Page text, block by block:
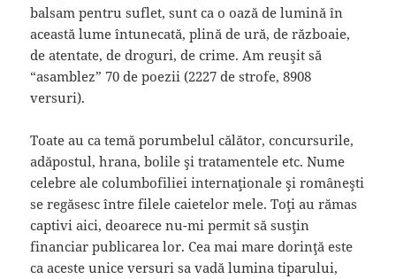
balsam pentru suflet, sunt ca o oază de lumină în
această lume întunecată, plină de ură, de războaie,
de atentate, de droguri, de crime. Am reuşit să
“asamblez” 70 de poezii (2227 de strofe, 8908
versuri).
Toate au ca temă porumbelul călător, concursurile,
adăpostul, hrana, bolile şi tratamentele etc. Nume
celebre ale columbofiliei internaţionale şi româneşti
se regăsesc între filele caietelor mele. Toţi au rămas
captivi aici, deoarece nu-mi permit să susţin
financiar publicarea lor. Cea mai mare dorinţă este
ca aceste unice versuri sa vadă lumina tiparului,